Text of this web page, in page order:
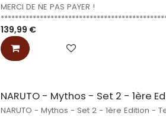
MERCI DE NE PAS PAYER !
139,99 €
NARUTO - Mythos - Set 2 - 1ère
NARUTO - Mythos - Set 2 - 1ère Edition -